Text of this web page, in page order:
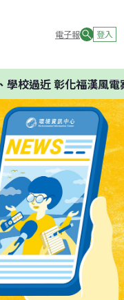
電子報 登入
校過近 彰化福漢風電